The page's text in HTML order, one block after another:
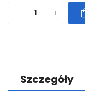
Szczegóły